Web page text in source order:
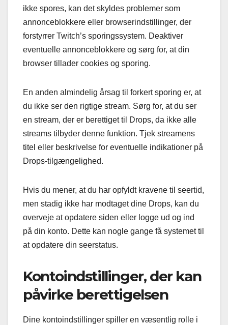
ikke spores, kan det skyldes problemer som
annonceblokkere eller browserindstillinger, der
forstyrrer Twitch’s sporingssystem. Deaktiver
eventuelle annonceblokkere og sørg for, at din
browser tillader cookies og sporing.
En anden almindelig årsag til forkert sporing er, at
du ikke ser den rigtige stream. Sørg for, at du ser
en stream, der er berettiget til Drops, da ikke alle
streams tilbyder denne funktion. Tjek streamens
titel eller beskrivelse for eventuelle indikationer på
Drops-tilgængelighed.
Hvis du mener, at du har opfyldt kravene til seertid,
men stadig ikke har modtaget dine Drops, kan du
overveje at opdatere siden eller logge ud og ind
på din konto. Dette kan nogle gange få systemet til
at opdatere din seerstatus.
Kontoindstillinger, der kan
påvirke berettigelsen
Dine kontoindstillinger spiller en væsentlig rolle i